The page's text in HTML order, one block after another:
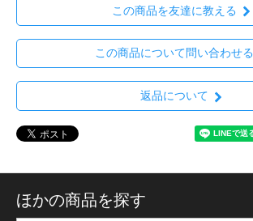
この商品を友達に教える
この商品について問い合わせる
返品について
ほかの商品を探す